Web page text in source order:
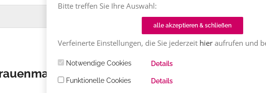
Fachfrauenmarkt Übersetzungen Niederländisch/
Bitte treffen Sie Ihre Auswahl:
alle akzeptieren & schließen
Verfeinerte Einstellungen, die Sie jederzeit hieraufrufen und
Notwendige Cookies Details
Funktionelle Cookies Details